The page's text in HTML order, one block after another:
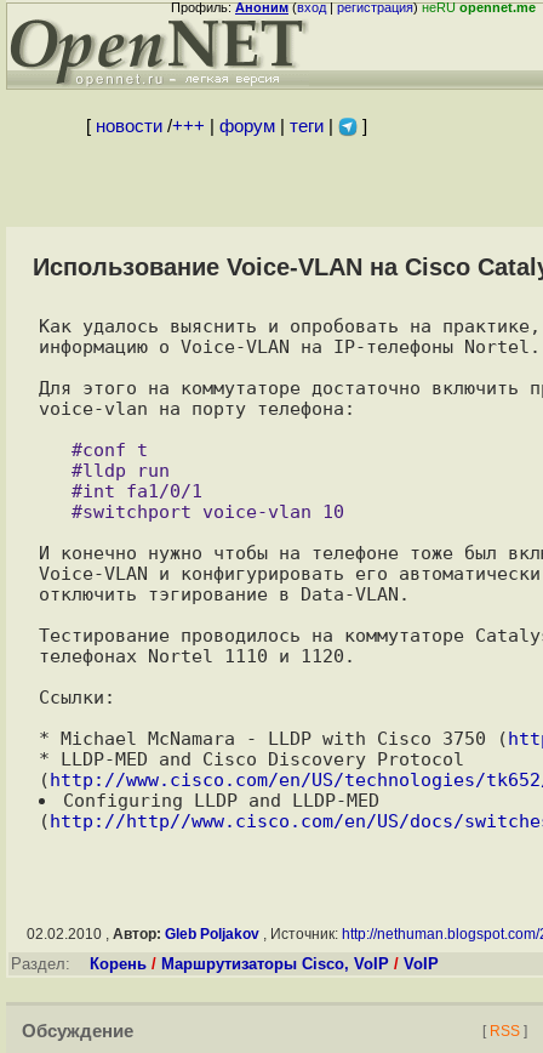
Профиль:Аноним(вход|регистрация)неRUopennet.me
[ новости/+++ форум| теги| ]
Использование Voice-VLAN на Cisco
Как удалось выяснить и опробовать на
информацию о Voice-VLAN на IP-телефоны Nortel.
Для этого на коммутаторе достаточно включить
voice-vlan на порту телефона:
И конечно нужно чтобы на телефоне тоже был
Voice-VLAN и конфигурировать его
отключить тэгирование в Data-VLAN.
Тестирование проводилось на коммутаторе
телефонах Nortel 1110 и 1120.
Ссылки:
* Michael McNamara - LLDP with Cisco 3750 (
* LLDP-MED and Cisco Discovery Protocol
(http://www.cisco.com/en/US/technologies/
Configuring LLDP and LLDP-MED
(http://http//www.cisco.com/en/US/docs/
02.02.2010 , Автор: Gleb Poljakov, Источник: http://
Раздел: Корень / Маршрутизаторы Cisco, VoIP / VoIP
Обсуждение [ RSS ]